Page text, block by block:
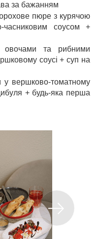
за бажанням
пюре з курячою
часниковим соусом +
овочами та рибними
соусі + суп на
у вершково-томатному
+ будь-яка перша